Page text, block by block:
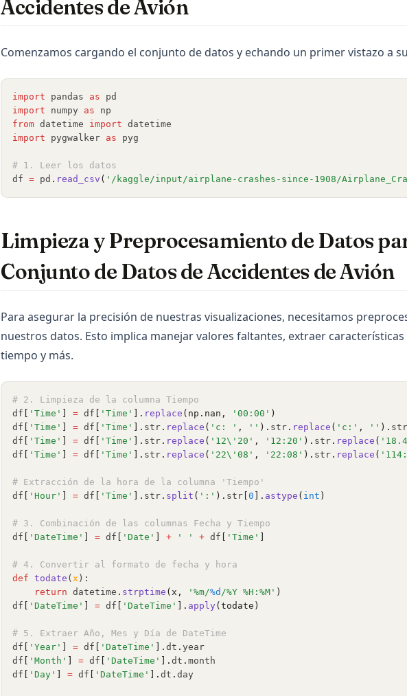
Accidentes de Avión
Comenzamos cargando el conjunto de datos y echando un primer vistazo a
import pandas as pd
import numpy as np
from datetime import datetime
import pygwalker as pyg
# 1. Leer los datos
df = pd . read_csv ( '/kaggle/input/airplane-crashes-since-1908/
Limpieza y Preprocesamiento de Datos
Conjunto de Datos de Accidentes de Avión
Para asegurar la precisión de nuestras visualizaciones, necesitamos
nuestros datos. Esto implica manejar valores faltantes, extraer
tiempo y más.
# 2. Limpieza de la columna Tiempo
df
'Time' = df 'Time' ]. replace (np.nan, '00:00' )
df
'Time' = df 'Time' ]. str . replace ( 'c: ' , '' ). str . replace ( 'c:' , '' ). str
df
'Time' = df 'Time' ]. str . replace ( '12\'20' , '12:20' ). str . replace (
df
'Time' = df 'Time' ]. str . replace ( '22\'08' , '22:08' ). str . replace (
# Extracción de la hora de la columna 'Tiempo'
df
'Hour' = df 'Time' ]. str . split ( ':' ). str 0 ]. astype ( int )
# 3. Combinación de las columnas Fecha y Tiempo
df
'DateTime' = df 'Date' + ' ' + df 'Time'
# 4. Convertir al formato de fecha y hora
def todate ( x ):
return datetime . strptime (x, '%m/%d /%Y %H:%M' )
df
'DateTime' = df 'DateTime' ]. apply (todate)
# 5. Extraer Año, Mes y Día de DateTime
df
'Year' = df 'DateTime' ]. dt . year
df
'Month' = df 'DateTime' ]. dt . month
df
'Day' = df 'DateTime' ]. dt . day